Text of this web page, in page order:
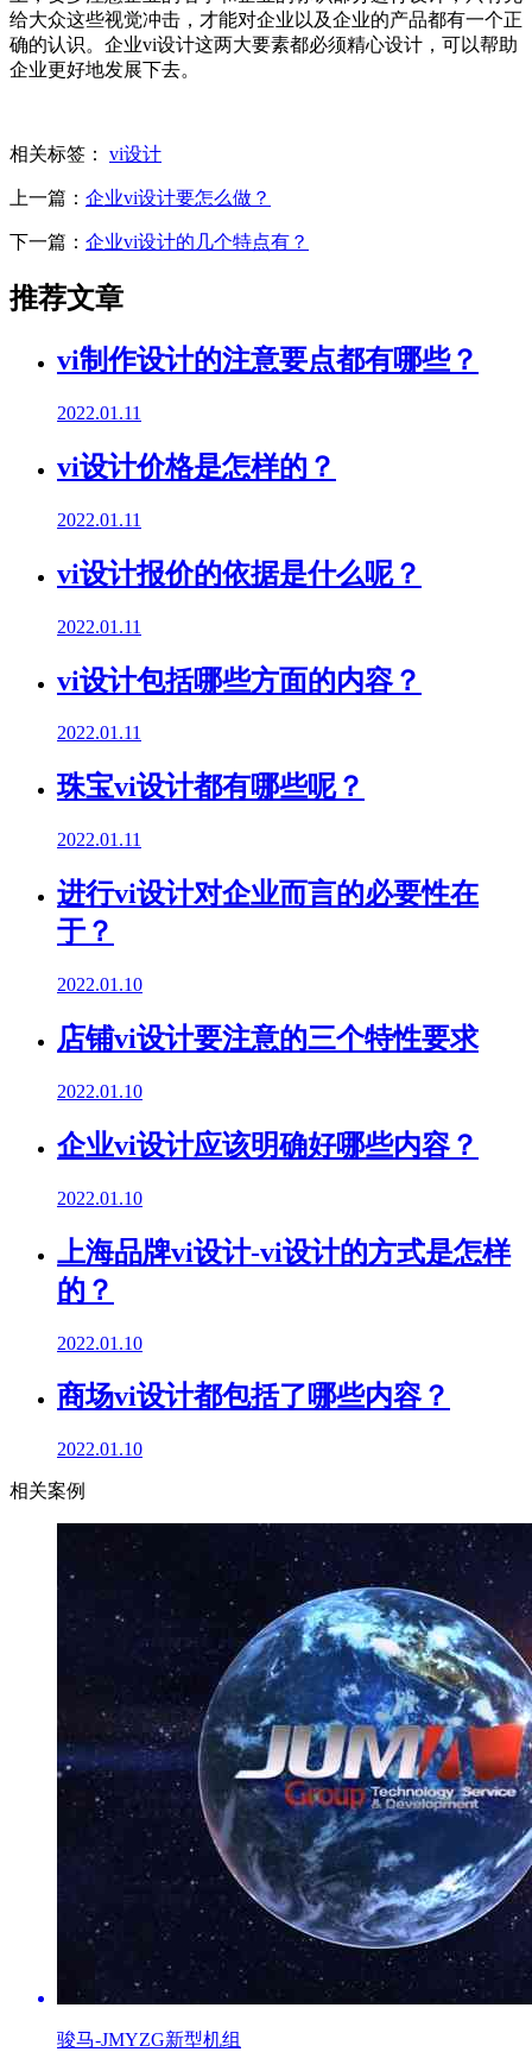
给大众这些视觉冲击，才能对企业以及企业的产品都有一个正
确的认识。企业vi设计这两大要素都必须精心设计，可以帮助
企业更好地发展下去。
相关标签： vi设计
上一篇： 企业vi设计要怎么做？
下一篇： 企业vi设计的几个特点有？
推荐文章
vi制作设计的注意要点都有哪些？
2022.01.11
vi设计价格是怎样的？
2022.01.11
vi设计报价的依据是什么呢？
2022.01.11
vi设计包括哪些方面的内容？
2022.01.11
珠宝vi设计都有哪些呢？
2022.01.11
进行vi设计对企业而言的必要性在
于？
2022.01.10
店铺vi设计要注意的三个特性要求
2022.01.10
企业vi设计应该明确好哪些内容？
2022.01.10
上海品牌vi设计-vi设计的方式是怎样
的？
2022.01.10
商场vi设计都包括了哪些内容？
2022.01.10
相关案例
骏马-JMYZG新型机组